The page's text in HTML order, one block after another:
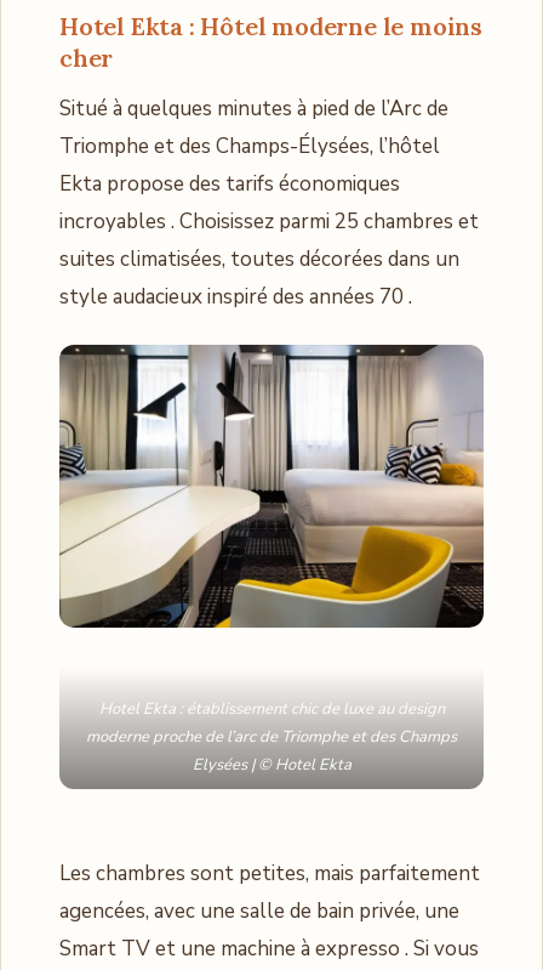
Hotel Ekta : Hôtel moderne le moins
cher
Situé à quelques minutes à pied de l’Arc de
Triomphe et des Champs-Élysées, l’hôtel
Ekta propose des tarifs économiques
incroyables . Choisissez parmi 25 chambres et
suites climatisées, toutes décorées dans un
style audacieux inspiré des années 70 .
Hotel Ekta : établissement chic de luxe au design
moderne proche de l’arc de Triomphe et des Champs
Elysées | © Hotel Ekta
Les chambres sont petites, mais parfaitement
agencées, avec une salle de bain privée, une
Smart TV et une machine à expresso . Si vous